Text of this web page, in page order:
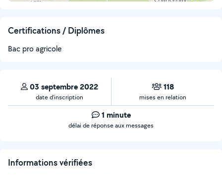
Certifications / Diplômes
Bac pro agricole
03 septembre 2022
date d’inscription
118
mises en relation
1 minute
délai de réponse aux messages
Informations vérifiées